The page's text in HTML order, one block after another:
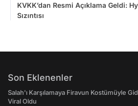
KVKK’dan Resmi Açıklama Geldi:
Sızıntısı
Son Eklenenler
Salah'ı Karşılamaya Firavun Kostümüyle
Viral Oldu